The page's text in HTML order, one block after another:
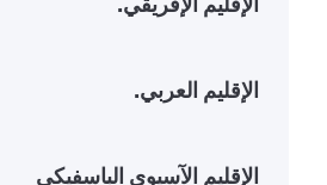
الإقليم العربي.
الإقليم الآسيوي الباسفيكي